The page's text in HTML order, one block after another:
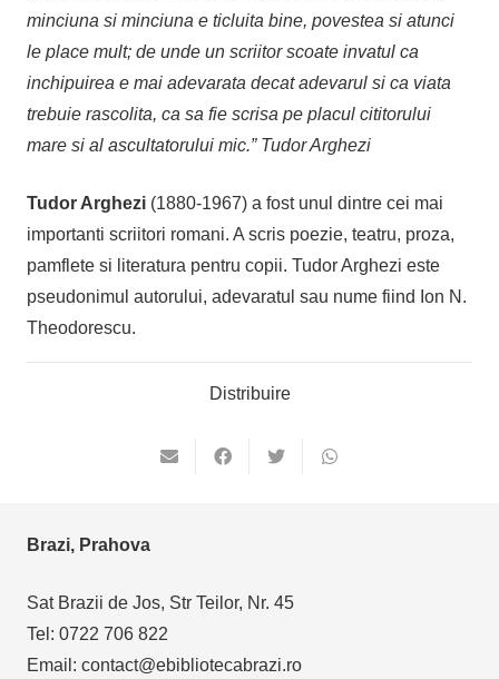
minciuna si minciuna e ticluita bine, povestea si atunci
le place mult; de unde un scriitor scoate invatul ca
inchipuirea e mai adevarata decat adevarul si ca viata
trebuie rascolita, ca sa fie scrisa pe placul cititorului
mare si al ascultatorului mic.” Tudor Arghezi
Tudor Arghezi (1880-1967) a fost unul dintre cei mai
importanti scriitori romani. A scris poezie, teatru, proza,
pamflete si literatura pentru copii. Tudor Arghezi este
pseudonimul autorului, adevaratul sau nume fiind Ion N.
Theodorescu.
Distribuire
Brazi, Prahova
Sat Brazii de Jos, Str Teilor, Nr. 45
Tel: 0722 706 822
Email: contact@ebibliotecabrazi.ro